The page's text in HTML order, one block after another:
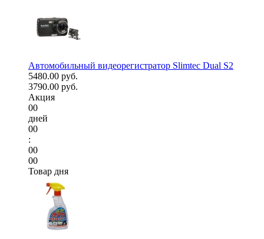
Автомобильный видеорегистратор Slimtec Dual S2
5480.00 руб.
3790.00 руб.
Акция
00
дней
00
:
00
00
Товар дня